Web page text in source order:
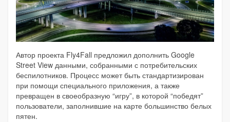
Автор проекта Fly4Fall предложил дополнить Google
Street View данными, собранными с потребительских
беспилотников. Процесс может быть стандартизирован
при помощи специального приложения, а также
превращен в своеобразную “игру”, в которой “победят”
пользователи, заполнившие на карте большинство белых
пятен.